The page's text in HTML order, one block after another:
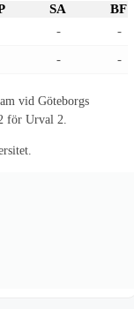
SA
BF
-
-
- -
vid Göteborgs
för Urval 2.